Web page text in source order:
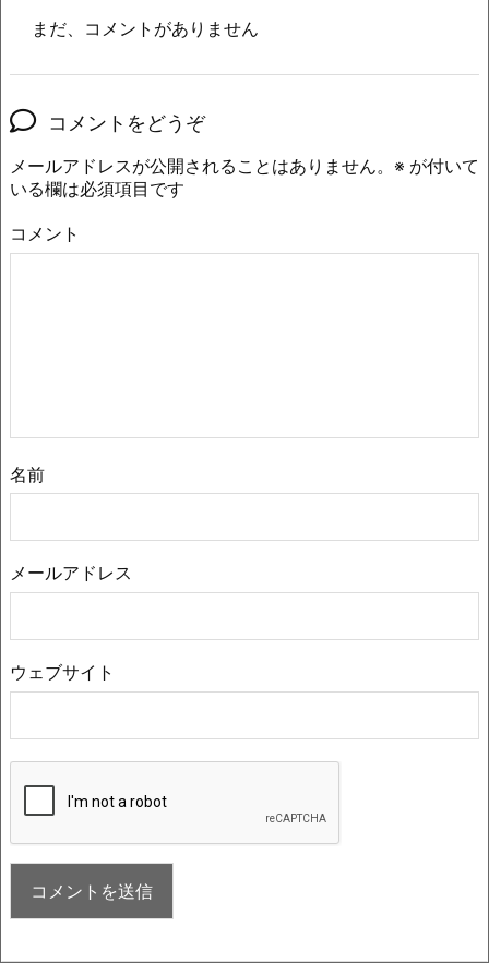
まだ、コメントがありません
コメントをどうぞ
メールアドレスが公開されることはありません。 ※ が付いて
いる欄は必須項目です
コメント
名前
メールアドレス
ウェブサイト